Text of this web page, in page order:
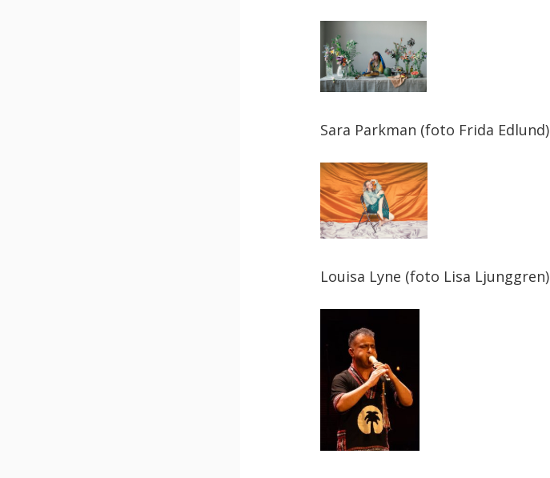
Sara Parkman (foto Frida Edlund)
Louisa Lyne (foto Lisa Ljunggren)